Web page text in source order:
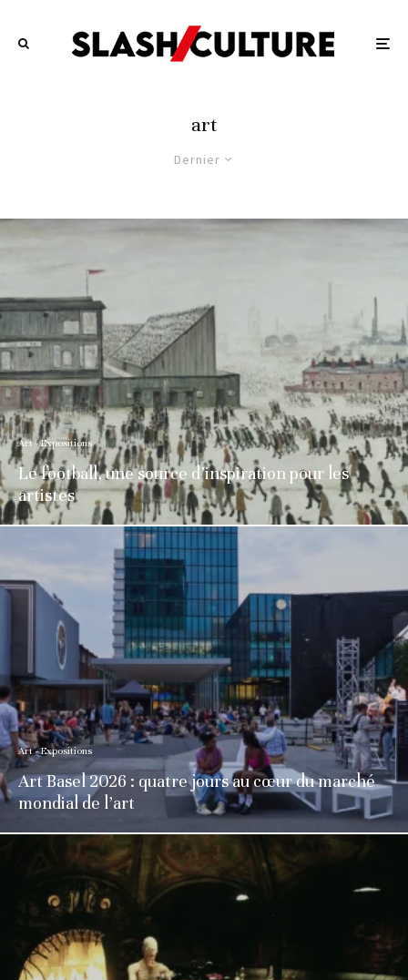
art
Dernier
Art - Expositions
Le football, une source d’inspiration pour les
artistes
Art - Expositions
Art Basel 2026 : quatre jours au cœur du marché
mondial de l’art